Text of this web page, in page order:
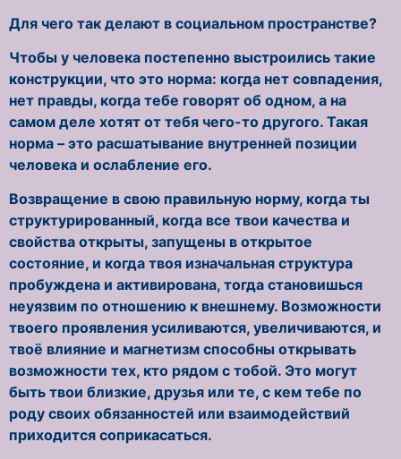
Для чего так делают в социальном пространстве?
Чтобы у человека постепенно выстроились такие
конструкции, что это норма: когда нет совпадения,
нет правды, когда тебе говорят об одном, а на
самом деле хотят от тебя чего-то другого. Такая
норма – это расшатывание внутренней позиции
человека и ослабление его.
Возвращение в свою правильную норму, когда ты
структурированный, когда все твои качества и
свойства открыты, запущены в открытое
состояние, и когда твоя изначальная структура
пробуждена и активирована, тогда становишься
неуязвим по отношению к внешнему. Возможности
твоего проявления усиливаются, увеличиваются, и
твоё влияние и магнетизм способны открывать
возможности тех, кто рядом с тобой. Это могут
быть твои близкие, друзья или те, с кем тебе по
роду своих обязанностей или взаимодействий
приходится соприкасаться.